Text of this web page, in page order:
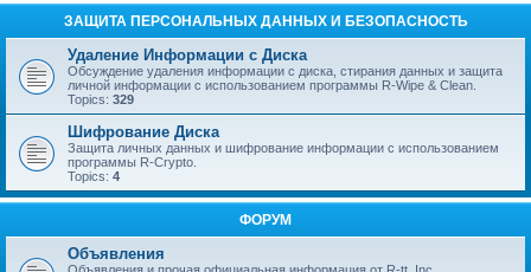
ЗАЩИТА ПЕРСОНАЛЬНЫХ ДАННЫХ И БЕЗОПАСНОСТЬ
Удаление Информации с Диска
Обсуждение удаления информации с диска, стирания данных и защита
личной информации с использованием программы R-Wipe & Clean.
Topics: 329
Шифрование Диска
Защита личных данных и шифрование информации с использованием
программы R-Crypto.
Topics: 4
ФОРУМ
Объявления